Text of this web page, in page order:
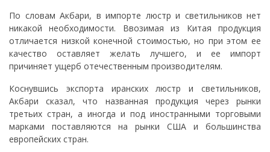
По словам Акбари, в импорте люстр и светильников нет
никакой необходимости. Ввозимая из Китая продукция
отличается низкой конечной стоимостью, но при этом ее
качество оставляет желать лучшего, и ее импорт
причиняет ущерб отечественным производителям.
Коснувшись экспорта иранских люстр и светильников,
Акбари сказал, что названная продукция через рынки
третьих стран, а иногда и под иностранными торговыми
марками поставляются на рынки США и большинства
европейских стран.